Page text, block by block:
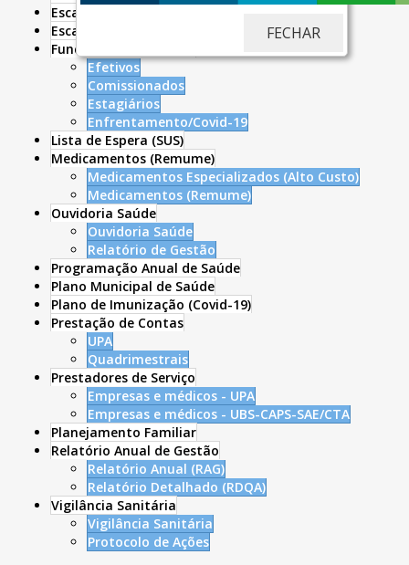
Escala Médica - UPA24H
Escala Atendimento - UBS
Funcionários da Saúde
Efetivos
Comissionados
Estagiários
Enfrentamento/Covid-19
Lista de Espera (SUS)
Medicamentos (Remume)
Medicamentos Especializados (Alto Custo)
Medicamentos (Remume)
Ouvidoria Saúde
Ouvidoria Saúde
Relatório de Gestão
Programação Anual de Saúde
Plano Municipal de Saúde
Plano de Imunização (Covid-19)
Prestação de Contas
UPA
Quadrimestrais
Prestadores de Serviço
Empresas e médicos - UPA
Empresas e médicos - UBS-CAPS-SAE/CTA
Planejamento Familiar
Relatório Anual de Gestão
Relatório Anual (RAG)
Relatório Detalhado (RDQA)
Vigilância Sanitária
Vigilância Sanitária
Protocolo de Ações
FECHAR